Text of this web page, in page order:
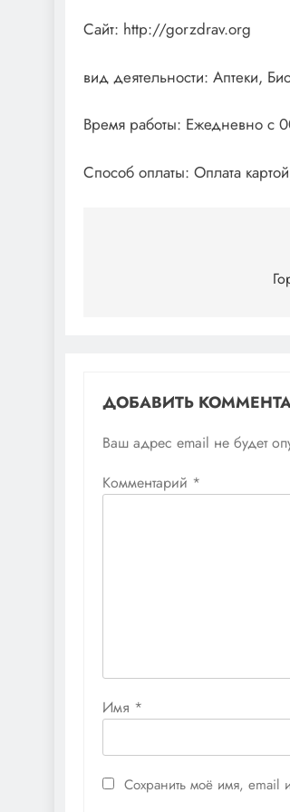
Сайт: http://gorzdrav.org
вид деятельности: Аптеки,
Время работы: Ежедневно с
Способ оплаты: Оплата
ДОБАВИТЬ
Ваш адрес email не будет
Комментарий *
Имя *
Сохранить моё имя, email